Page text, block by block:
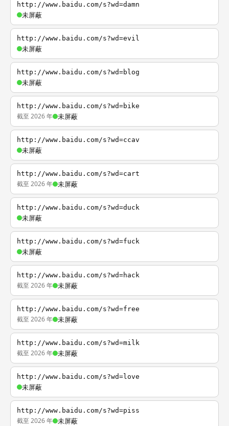
http://www.baidu.com/s?wd=damn
未屏蔽
http://www.baidu.com/s?wd=evil
未屏蔽
http://www.baidu.com/s?wd=blog
未屏蔽
http://www.baidu.com/s?wd=bike
截至 2026 年 未屏蔽
http://www.baidu.com/s?wd=ccav
未屏蔽
http://www.baidu.com/s?wd=cart
截至 2026 年 未屏蔽
http://www.baidu.com/s?wd=duck
未屏蔽
http://www.baidu.com/s?wd=fuck
未屏蔽
http://www.baidu.com/s?wd=hack
截至 2026 年 未屏蔽
http://www.baidu.com/s?wd=free
截至 2026 年 未屏蔽
http://www.baidu.com/s?wd=milk
截至 2026 年 未屏蔽
http://www.baidu.com/s?wd=love
未屏蔽
http://www.baidu.com/s?wd=piss
截至 2026 年 未屏蔽